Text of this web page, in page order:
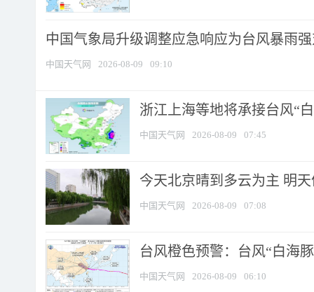
中国气象局升级调整应急响应为台风暴雨
中国天气网 2026-08-09 09:10
浙江上海等地将承接台风“
中国天气网 2026-08-09 07:45
今天北京晴到多云为主 明
中国天气网 2026-08-09 07:08
台风橙色预警：台风“白海
中国天气网 2026-08-09 06:10